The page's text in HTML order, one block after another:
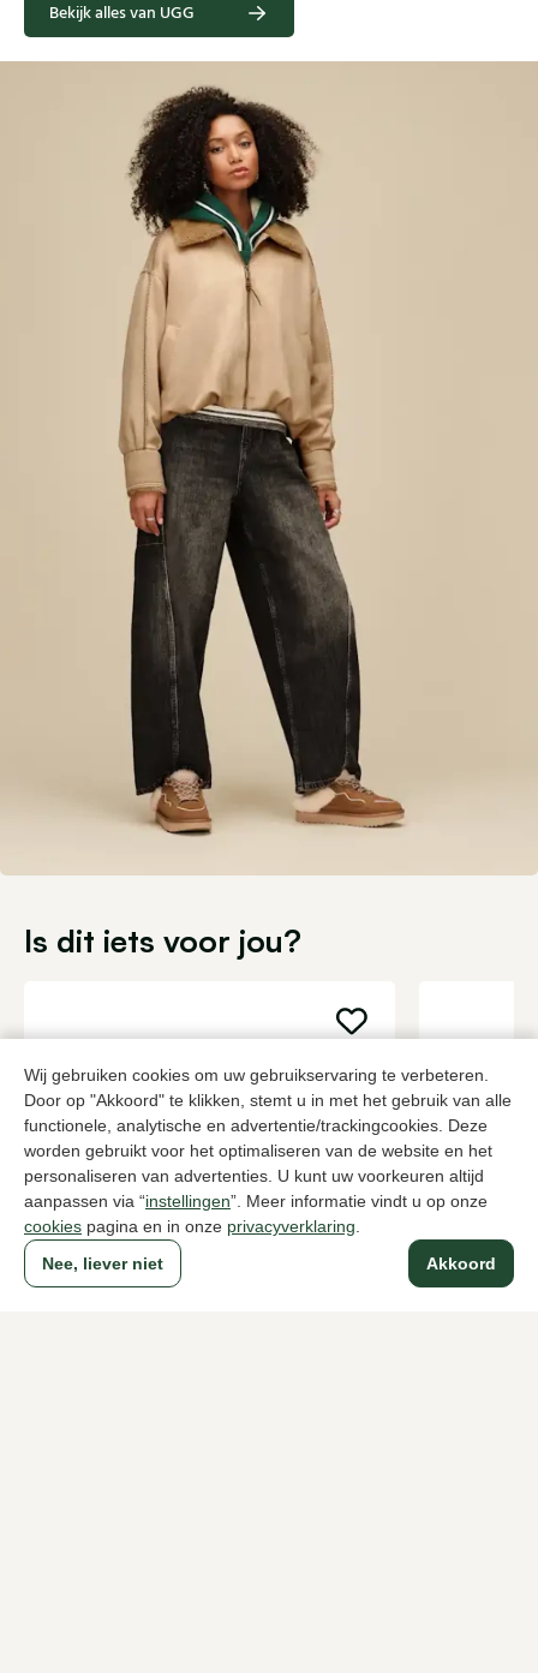
Wij gebruiken cookies om uw gebruikservaring te verbeteren.
Door op "Akkoord" te klikken, stemt u in met het gebruik van alle
functionele, analytische en advertentie/trackingcookies. Deze
worden gebruikt voor het optimaliseren van de website en het
personaliseren van advertenties. U kunt uw voorkeuren altijd
aanpassen via “instellingen”. Meer informatie vindt u op onze
cookies pagina en in onze privacyverklaring
Akkoord
Nee, liever niet
Bekijk alles van UGG
Is dit iets voor jou?
Dubarry
Bruine lange laarzen dames
Nalini
Bruine